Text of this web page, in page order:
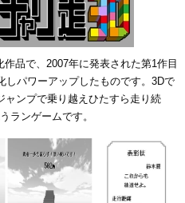
作品で、2007年に発表された第1作目
しパワーアップしたものです。3Dで
ャンプで乗り越えひたすら走り続
ランゲームです。